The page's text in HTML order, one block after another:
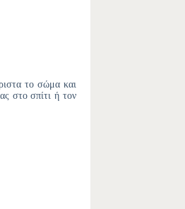
το σώμα και
στο σπίτι ή τον